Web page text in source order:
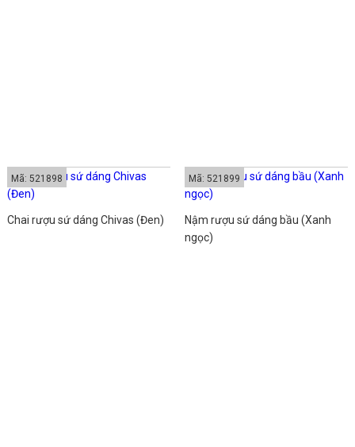
Chai rượu sứ dáng Chivas (Đen)
Mã: 521898
Nậm rượu sứ dáng bầu (Xanh
ngọc)
Mã: 521899